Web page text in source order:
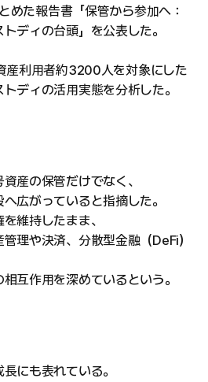
めた報告書「保管から参加へ：
ディの台頭」を公表した。
産利用者約3200人を対象にした
ディの活用実態を分析した。
産の保管だけでなく、
広がっていると指摘した。
維持したまま、
理や決済、分散型金融（DeFi）
互作用を深めているという。
にも表れている。